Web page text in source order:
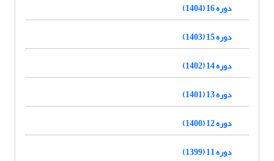
دوره 16 (1404)
دوره 15 (1403)
دوره 14 (1402)
دوره 13 (1401)
دوره 12 (1400)
دوره 11 (1399)